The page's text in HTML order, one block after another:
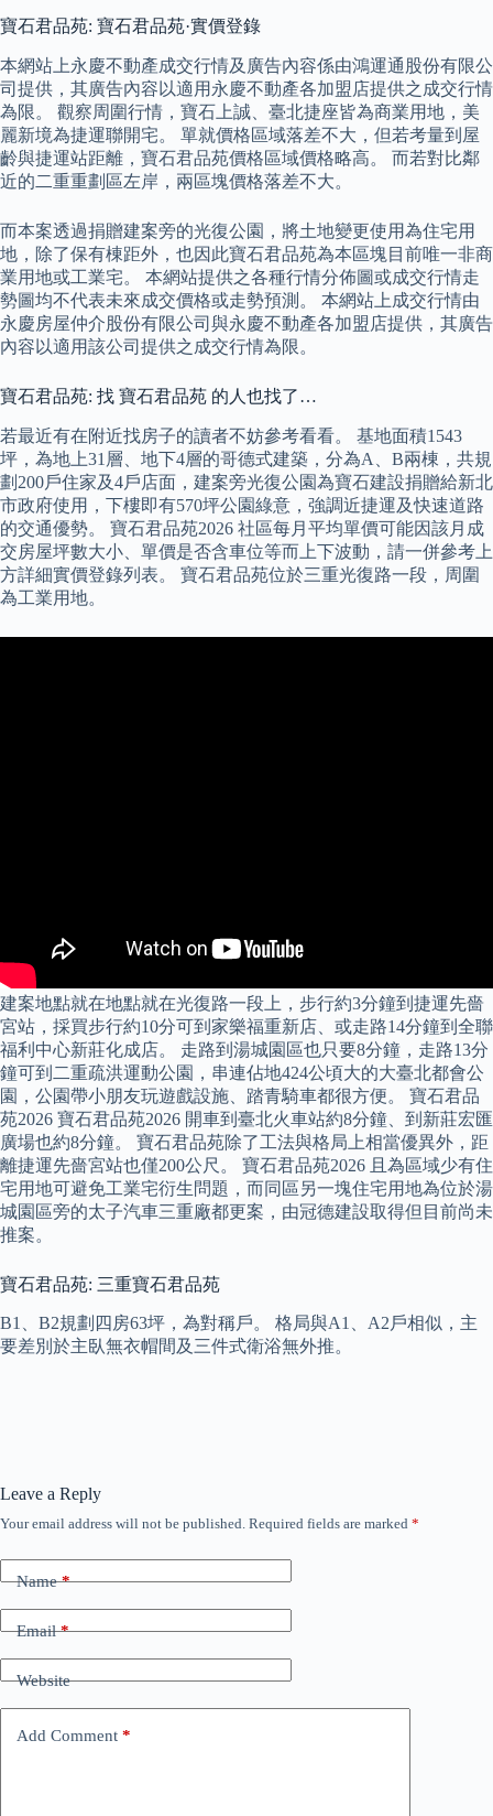
寶石君品苑: 寶石君品苑·實價登錄
本網站上永慶不動產成交行情及廣告內容係由鴻運通股份有限公
司提供，其廣告內容以適用永慶不動產各加盟店提供之成交行情
為限。 觀察周圍行情，寶石上誠、臺北捷座皆為商業用地，美
麗新境為捷運聯開宅。 單就價格區域落差不大，但若考量到屋
齡與捷運站距離，寶石君品苑價格區域價格略高。 而若對比鄰
近的二重重劃區左岸，兩區塊價格落差不大。
而本案透過捐贈建案旁的光復公園，將土地變更使用為住宅用
地，除了保有棟距外，也因此寶石君品苑為本區塊目前唯一非商
業用地或工業宅。 本網站提供之各種行情分佈圖或成交行情走
勢圖均不代表未來成交價格或走勢預測。 本網站上成交行情由
永慶房屋仲介股份有限公司與永慶不動產各加盟店提供，其廣告
內容以適用該公司提供之成交行情為限。
寶石君品苑: 找 寶石君品苑 的人也找了…
若最近有在附近找房子的讀者不妨參考看看。 基地面積1543
坪，為地上31層、地下4層的哥德式建築，分為A、B兩棟，共規
劃200戶住家及4戶店面，建案旁光復公園為寶石建設捐贈給新北
市政府使用，下樓即有570坪公園綠意，強調近捷運及快速道路
的交通優勢。 寶石君品苑2026 社區每月平均單價可能因該月成
交房屋坪數大小、單價是否含車位等而上下波動，請一併參考上
方詳細實價登錄列表。 寶石君品苑位於三重光復路一段，周圍
為工業用地。
建案地點就在地點就在光復路一段上，步行約3分鐘到捷運先嗇
宮站，採買步行約10分可到家樂福重新店、或走路14分鐘到全聯
福利中心新莊化成店。 走路到湯城園區也只要8分鐘，走路13分
鐘可到二重疏洪運動公園，串連佔地424公頃大的大臺北都會公
園，公園帶小朋友玩遊戲設施、踏青騎車都很方便。 寶石君品
苑2026 寶石君品苑2026 開車到臺北火車站約8分鐘、到新莊宏匯
廣場也約8分鐘。 寶石君品苑除了工法與格局上相當優異外，距
離捷運先嗇宮站也僅200公尺。 寶石君品苑2026 且為區域少有住
宅用地可避免工業宅衍生問題，而同區另一塊住宅用地為位於湯
城園區旁的太子汽車三重廠都更案，由冠德建設取得但目前尚未
推案。
寶石君品苑: 三重寶石君品苑
B1、B2規劃四房63坪，為對稱戶。 格局與A1、A2戶相似，主
要差別於主臥無衣帽間及三件式衛浴無外推。
Leave a Reply
Your email address will not be published. Required fields are marked *
Name*
Email*
Website
Add Comment *